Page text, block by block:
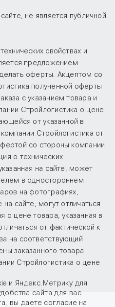
не является публичной
свойствах и
предложением
оферты. Акцептом со
полученной оферты
с указанием товара и
Стройлогистика о цене
от указанной в
Стройлогистика от
со стороны компании
о технических
на сайте, может
в одностороннем
на фотографиях,
сайте, могут отличаться
о цене товара, указанная в
от фактической к
на соответствующий
заказанного товара
Стройлогистика о цене
и Яндекс.Метрику для
сайта для вас.
вы даете согласие на